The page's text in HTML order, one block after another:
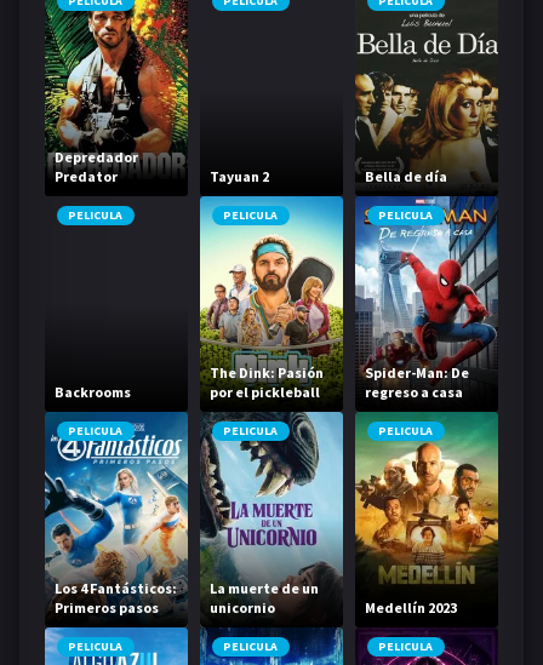
Depredador
Predator
Tayuan 2 Bella de día
PELICULA
Backrooms
PELICULA
The Dink: Pasión
por el pickleball
PELICULA
Spider-Man: De
regreso a casa
PELICULA
Los 4 Fantásticos:
Primeros pasos
PELICULA
La muerte de un
unicornio
PELICULA
Medellín 2023
PELICULA PELICULA PELICULA